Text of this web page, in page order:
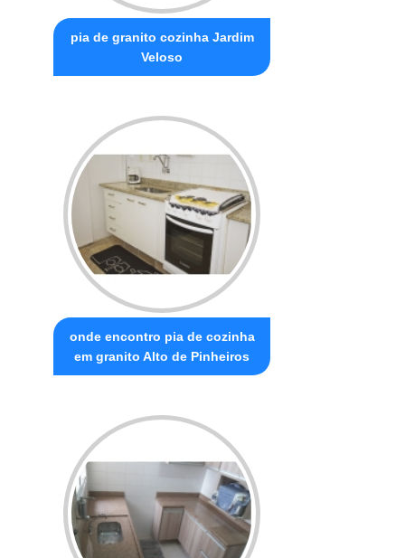
pia de granito cozinha Jardim
Veloso
onde encontro pia de cozinha
em granito Alto de Pinheiros